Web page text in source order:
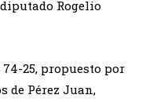
Rogelio
25, propuesto por
de Pérez Juan,